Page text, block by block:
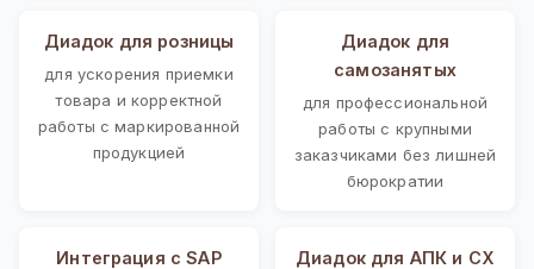
Диадок для розницы
для ускорения приемки
товара и корректной
работы с маркированной
продукцией
Диадок для
самозанятых
для профессиональной
работы с крупными
заказчиками без лишней
бюрократии
Интеграция с SAP Диадок для АПК и СХ